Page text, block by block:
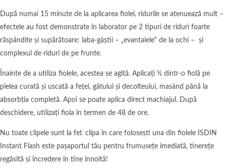
După numai 15 minute de la aplicarea fiolei, ridurile se atenuează mult –
efectele au fost demonstrate în laborator pe 2 tipuri de riduri foarte
răspândite și supărătoare: laba-gâștii – „evantaiele“ de la ochi – și
complexul de riduri de pe frunte.
Înainte de a utiliza fiolele, acestea se agită. Aplicați ½ dintr-o fiolă pe
pielea curată și uscată a feței, gâtului și decolteului, masând până la
absorbția completă. Apoi se poate aplica direct machiajul. După
deschidere, utilizați fiola în termen de 48 de ore.
Nu toate clipele sunt la fel: clipa în care folosești una din fiolele ISDIN
Instant Flash este pașaportul tău pentru frumusețe imediată, tinerețe
regăsită și încredere în tine înnoită!